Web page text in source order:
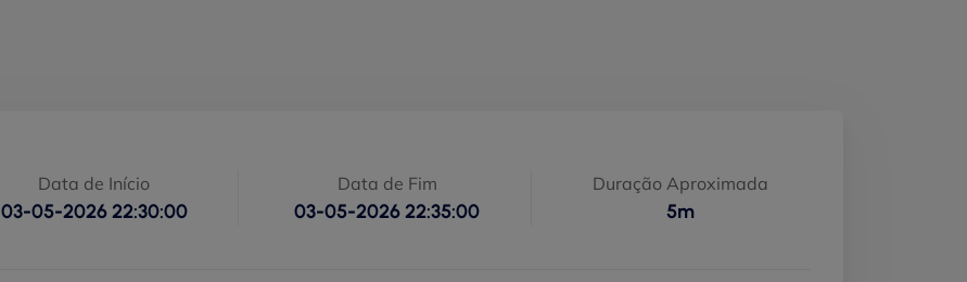
Data de Início
03-05-2026 22:30:00
Data de Fim
03-05-2026 22:35:00
Duração Aproximada
5m